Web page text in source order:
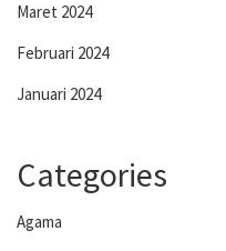
Maret 2024
Februari 2024
Januari 2024
Categories
Agama